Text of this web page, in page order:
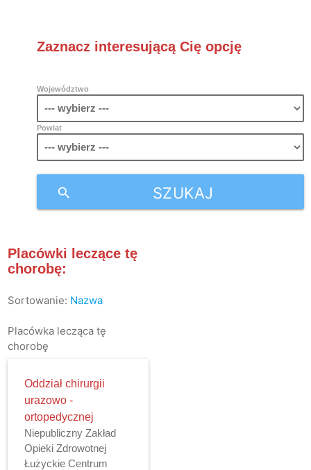
Zaznacz interesującą Cię opcję
Województwo
Powiat
SZUKAJ
search
Placówki leczące tę
chorobę:
Sortowanie: Nazwa
Placówka lecząca tę
chorobę
Oddział chirurgii
urazowo -
ortopedycznej
Niepubliczny Zakład
Opieki Zdrowotnej
Łużyckie Centrum